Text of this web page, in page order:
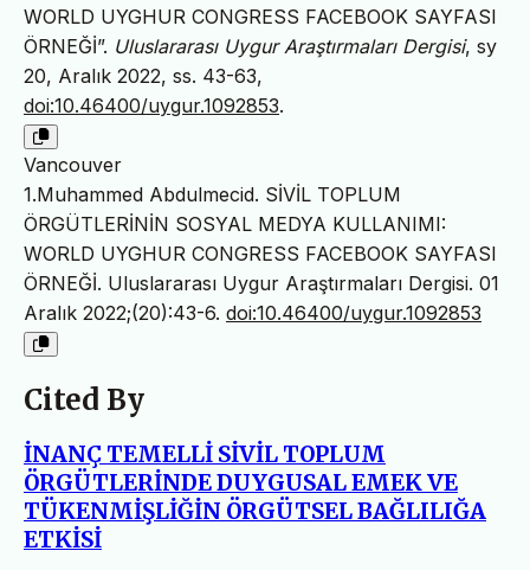
WORLD UYGHUR CONGRESS FACEBOOK SAYFASI
ÖRNEĞİ”. Uluslararası Uygur Araştırmaları Dergisi, sy
20, Aralık 2022, ss. 43-63,
doi:10.46400/uygur.1092853.
Vancouver
1.Muhammed Abdulmecid. SİVİL TOPLUM
ÖRGÜTLERİNİN SOSYAL MEDYA KULLANIMI:
WORLD UYGHUR CONGRESS FACEBOOK SAYFASI
ÖRNEĞİ. Uluslararası Uygur Araştırmaları Dergisi. 01
Aralık 2022;(20):43-6. doi:10.46400/uygur.1092853
Cited By
İNANÇ TEMELLİ SİVİL TOPLUM
ÖRGÜTLERİNDE DUYGUSAL EMEK VE
TÜKENMİŞLİĞİN ÖRGÜTSEL BAĞLILIĞA
ETKİSİ